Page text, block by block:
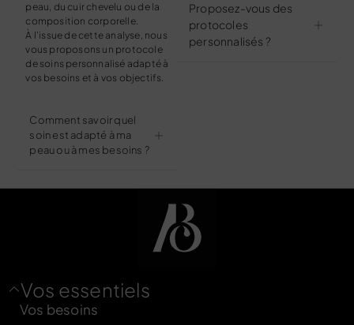
peau, du cuir chevelu ou de la
composition corporelle.
À l’issue de cette analyse, nous
vous proposons un protocole
de soins personnalisé adapté à
vos besoins et à vos objectifs.
Comment savoir quel
soin est adapté à ma
peau ou à mes besoins ?
Proposez-vous des
protocoles
personnalisés ?
Vos essentiels
Vos besoins